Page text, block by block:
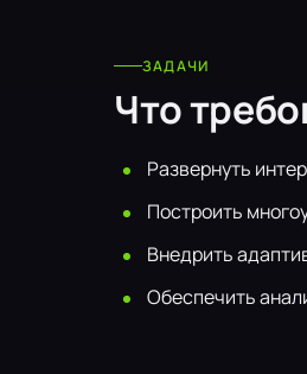
ЗАДАЧИ
Что
Развернуть
Построить
Внедрить
Обеспечить